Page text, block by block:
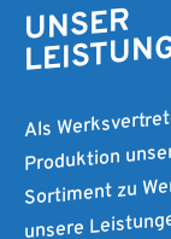
UNSER
Als
Produktion
Sortiment zu
unsere